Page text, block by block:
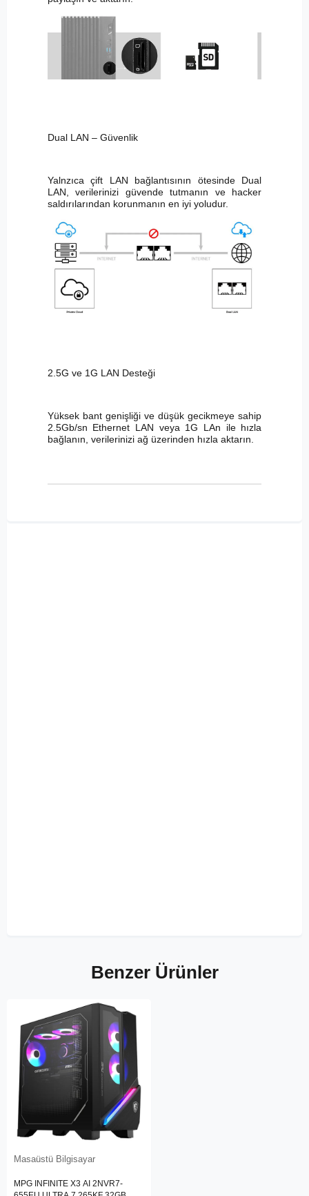
Dual LAN – Güvenlik
Yalnzıca çift LAN bağlantısının ötesinde Dual
LAN, verilerinizi güvende tutmanın ve hacker
saldırılarından korunmanın en iyi yoludur.
2.5G ve 1G LAN Desteği
Yüksek bant genişliği ve düşük gecikmeye sahip
2.5Gb/sn Ethernet LAN veya 1G LAn ile hızla
bağlanın, verilerinizi ağ üzerinden hızla aktarın.
Benzer Ürünler
Masaüstü Bilgisayar
MPG INFINITE X3 AI 2NVR7-